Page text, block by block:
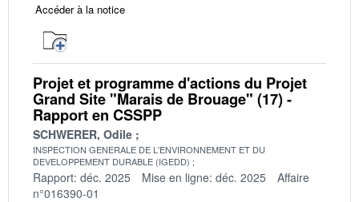
Accéder à la notice
Projet et programme d'actions du Projet
Grand Site "Marais de Brouage" (17) -
Rapport en CSSPP
SCHWERER, Odile
INSPECTION GENERALE DE L'ENVIRONNEMENT ET DU
DEVELOPPEMENT DURABLE (IGEDD)
Rapport: déc. 2025 Mise en ligne: déc. 2025
Affaire
n°016390-01